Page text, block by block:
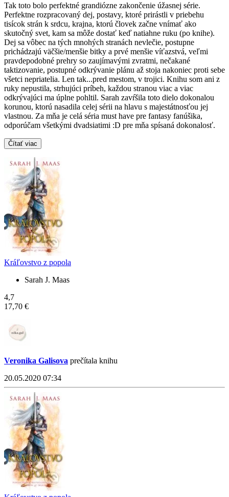
Tak toto bolo perfektné grandiózne zakončenie úžasnej série.
Perfektne rozpracovaný dej, postavy, ktoré prirástli v priebehu
tisícok strán k srdcu, krajna, ktorú človek začne vnímať ako
skutočný svet, kam sa môže dostať keď natiahne ruku (po knihe).
Dej sa vôbec na tých mnohých stranách nevlečie, postupne
prichádzajú väčšie/menšie bitky a prvé menšie víťazstvá, veľmi
pravdepodobné prehry so zaujímavými zvratmi, nečakané
taktizovanie, postupné odkrývanie plánu až stoja nakoniec proti sebe
všetci nepriatelia. Len tak...pred mestom, v trojici. Knihu som ani z
ruky nepustila, strhujúci príbeh, každou stranou viac a viac
odkrývajúci ma úplne pohltil. Sarah zavŕšila toto dielo dokonalou
korunou, ktorú nasadila celej sérii na hlavu s majestátnosťou jej
vlastnou. Za mňa je celá séria must have pre fantasy fanúšika,
odporúčam všetkými dvadsiatimi :D pre mňa spísaná dokonalosť.
Čítať viac
Kráľovstvo z popola
Sarah J. Maas
4,7
17,70 €
Veronika Galisova prečítala knihu
20.05.2020 07:34